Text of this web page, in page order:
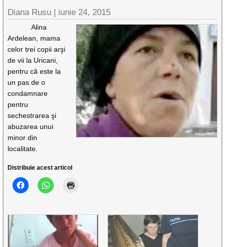
Diana Rusu | iunie 24, 2015
Alina
Ardelean, mama
celor trei copii arşi
de vii la Uricani,
pentru că este la
un pas de o
condamnare
pentru
sechestrarea şi
abuzarea unui
minor din
localitate.
Distribuie acest articol